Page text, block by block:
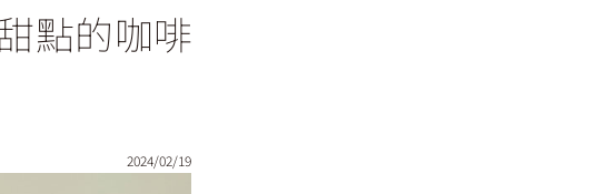
點的咖啡
2024/02/19